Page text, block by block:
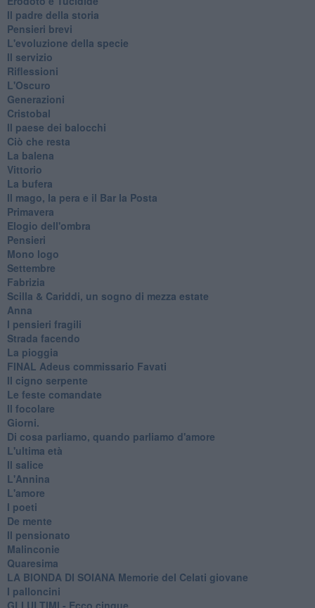
Il padre della storia
Pensieri brevi
L'evoluzione della specie
Il servizio
Riflessioni
L'Oscuro
Generazioni
Cristobal
Il paese dei balocchi
Ciò che resta
La balena
Vittorio
La bufera
Il mago, la pera e il Bar la Posta
Primavera
Elogio dell'ombra
Pensieri
Mono logo
Settembre
Fabrizia
​Scilla & Cariddi, un sogno di mezza estate
Anna
I pensieri fragili
Strada facendo
La pioggia
FINAL Adeus commissario Favati
Il cigno serpente
Le feste comandate
Il focolare
Giorni.
Di cosa parliamo, quando parliamo d'amore
L'ultima età
Il salice
L'Annina
L'amore
I poeti
De mente
Il pensionato
Malinconie
Quaresima
LA BIONDA DI SOIANA Memorie del Celati giovane
I palloncini
GLI ULTIMI - Ecco cinque